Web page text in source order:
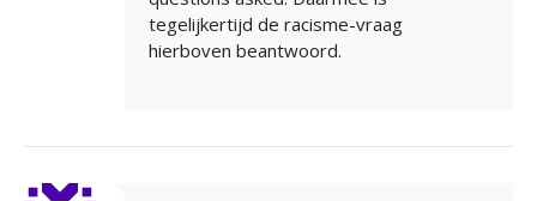
tegelijkertijd de racisme-vraag
hierboven beantwoord.